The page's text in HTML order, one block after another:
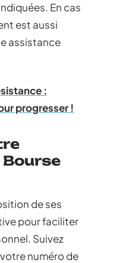
En cas
est aussi
assistance
:
progresser !
de ses
pour faciliter
Suivez
numéro de